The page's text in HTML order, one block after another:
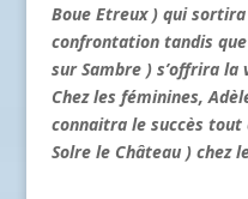
Boue Etreux ) qui
confrontation tandis que
sur Sambre ) s’offrira la
Chez les féminines,
connaitra le succès tout
Solre le Château ) chez